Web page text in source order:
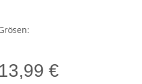
13,99 €